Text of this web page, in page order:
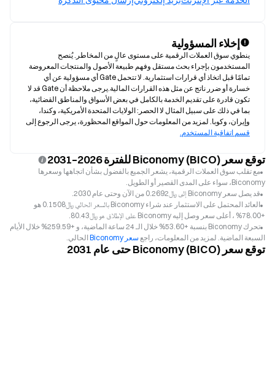
إخلاء المسؤولية
وإيران، وكوبا. لمزيد من المعلومات حول المواقع المحظورة، يرجى الرجوع إلى
قسم اتفاقية المستخدم.
توقع سعر Biconomy (BICO) للفترة 2026–2031
مع تقلب سوق العملات الرقمية، يشعر الجميع بالفضول بشأن اتجاهها وسعرها
Biconomy، سواء على المدى القصير أو الطويل.
قد يصل سعر Biconomy إلى ﷼‎0.2692 من الآن وحتى عام 2030.
العائد المحتمل على الاستثمار عند شراء Biconomy بالسعر الحالي ﷼‎0.1508 هو
+78.00% ، أعلى سعر وصل إليه Biconomy على الإطلاق هو ﷼‎80.43.
تحرك Biconomy بنسبة +53.60% خلال الـ 24 ساعة الماضية، و +259.59% خلال الأيام
السبعة الماضية. لمزيد من المعلومات، راجع سعر Biconomy الحالي.
توقع سعر Biconomy (BICO) حتى عام 2031